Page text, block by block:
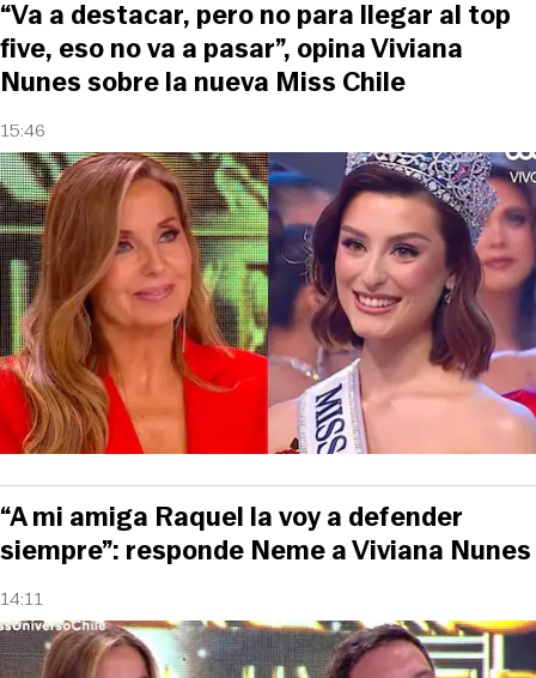
15:46
“Va a destacar, pero no para llegar al top
five, eso no va a pasar”, opina Viviana
Nunes sobre la nueva Miss Chile
14:11
“A mi amiga Raquel la voy a defender
siempre”: responde Neme a Viviana Nunes